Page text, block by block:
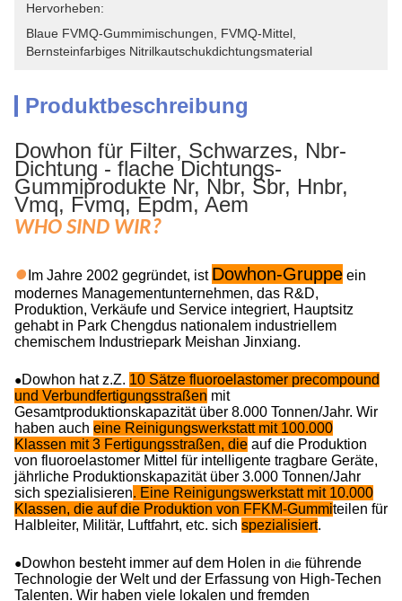
Hervorheben:
Blaue FVMQ-Gummimischungen
FVMQ-Mittel
Bernsteinfarbiges Nitrilkautschukdichtungsmaterial
Produktbeschreibung
Dowhon für Filter, Schwarzes, Nbr-
Dichtung - flache Dichtungs-
Gummiprodukte Nr, Nbr, Sbr, Hnbr,
Vmq, Fvmq, Epdm, Aem
WHO SIND WIR?
● Im Jahre 2002 gegründet, ist Dowhon-Gruppe ein
modernes Managementunternehmen, das R&D,
Produktion, Verkäufe und Service integriert, Hauptsitz
gehabt in Park Chengdus nationalem industriellem
chemischem Industriepark Meishan Jinxiang.
●Dowhon hat z.Z. 10 Sätze fluoroelastomer precompound
und Verbundfertigungsstraßen mit
Gesamtproduktionskapazität über 8.000 Tonnen/Jahr. Wir
haben auch eine Reinigungswerkstatt mit 100.000
Klassen mit 3 Fertigungsstraßen, die auf die Produktion
von fluoroelastomer Mittel für intelligente tragbare Geräte,
jährliche Produktionskapazität über 3.000 Tonnen/Jahr
sich spezialisieren. Eine Reinigungswerkstatt mit 10.000
Klassen, die auf die Produktion von FFKM-Gummiteilen für
Halbleiter, Militär, Luftfahrt, etc. sich spezialisiert.
●Dowhon besteht immer auf dem Holen in die führende
Technologie der Welt und der Erfassung von High-Techen
Talenten. Wir haben viele lokalen und fremden